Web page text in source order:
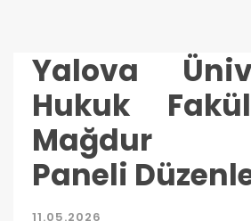
Yalova
Hukuk
Mağdur
Paneli
11.05.2026